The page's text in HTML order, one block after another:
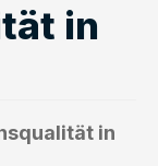
in
in